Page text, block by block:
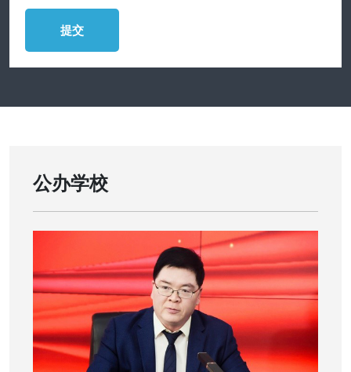
提交
公办学校